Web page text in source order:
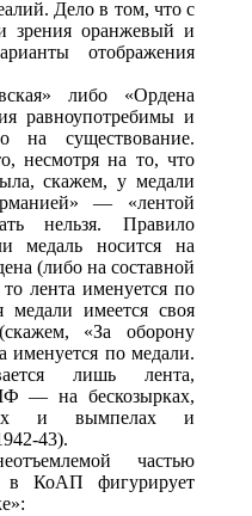
Дело в том, что с
зрения оранжевый и
отображения
либо «Ордена
равноупотребимы и
на существование.
несмотря на то, что
скажем, у медали
— «лентой
нельзя. Правило
медаль носится на
(либо на составной
лента именуется по
имеется своя
«За оборону
по медали.
лишь лента,
— на бескозырках,
и вымпелах и
43).
частью
в КоАП фигурирует